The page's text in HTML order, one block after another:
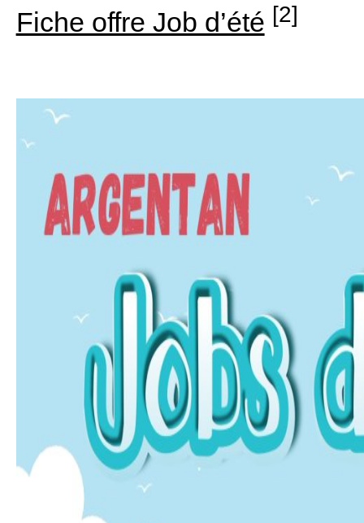
Fiche offre Job d’été [2]